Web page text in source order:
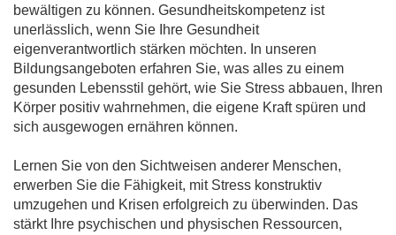
bewältigen zu können. Gesundheitskompetenz ist
unerlässlich, wenn Sie Ihre Gesundheit
eigenverantwortlich stärken möchten. In unseren
Bildungsangeboten erfahren Sie, was alles zu einem
gesunden Lebensstil gehört, wie Sie Stress abbauen, Ihren
Körper positiv wahrnehmen, die eigene Kraft spüren und
sich ausgewogen ernähren können.
Lernen Sie von den Sichtweisen anderer Menschen,
erwerben Sie die Fähigkeit, mit Stress konstruktiv
umzugehen und Krisen erfolgreich zu überwinden. Das
stärkt Ihre psychischen und physischen Ressourcen,